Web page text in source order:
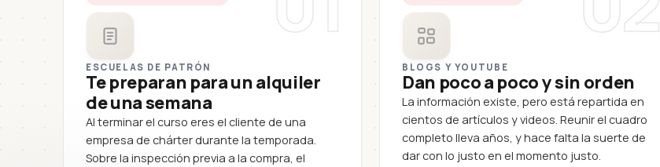
ESCUELAS DE PATRÓN
Te preparan para un alquiler
de una semana
Al terminar el curso eres el cliente de una
empresa de chárter durante la temporada.
Sobre la inspección previa a la compra, el
BLOGS Y YOUTUBE
Dan poco a poco y sin orden
La información existe, pero está repartida en
cientos de artículos y videos. Reunir el cuadro
completo lleva años, y hace falta la suerte de
dar con lo justo en el momento justo.